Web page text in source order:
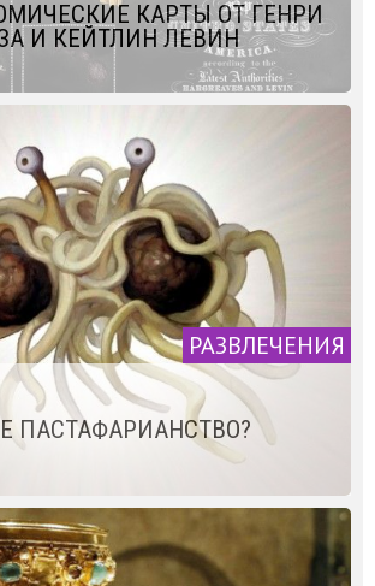
КАРТЫ ОТ ГЕНРИ
И КЕЙТЛИН ЛЕВИН
РАЗВЛЕЧЕНИЯ
ПАСТАФАРИАНСТВО?